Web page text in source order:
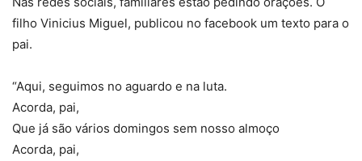
filho Vinicius Miguel, publicou no facebook um texto para o
pai.
“Aqui, seguimos no aguardo e na luta.
Acorda, pai,
Que já são vários domingos sem nosso almoço
Acorda, pai,